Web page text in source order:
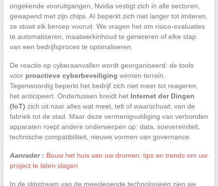
ongekende vooruitgangen, Nvidia vestigt zich in alle sectoren,
gewapend met zijn chips. AI beperkt zich niet langer tot imiteren,
ze stuwt elk beroep vooruit. We vragen het om risico-evaluaties
te automatiseren, maatwerkinhoud te genereren of elke stap
van een bedrijfsproces te optimaliseren.
De reactie op cyberaanvallen wordt georganiseerd: de tools
voor proactieve cyberbeveiliging winnen terrein.
Tegenwoordig beperkt het bedrijf zich niet meer tot reageren,
het anticipeert. Ondertussen breidt het Internet der Dingen
(IoT) zich uit naar alles wat meet, telt of waarschuwt, van de
fabriek tot de stad. Maar deze vermenigvuldiging van verbonden
apparaten roept andere onderwerpen op: data, soevereiniteit,
technische compatibiliteit, nieuwe vormen van governance.
Aanrader : Bouw het huis van uw dromen: tips en trends om uw
project te laten slagen
In de slipstream van de meeslepende technologieën zien we